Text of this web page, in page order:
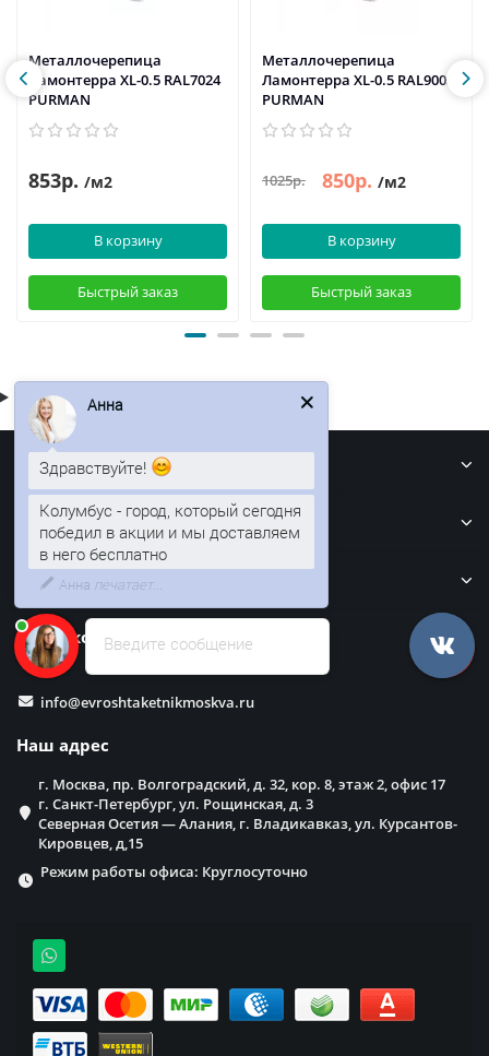
Металлочерепица
Ламонтерра XL-0.5 RAL7024
PURMAN
853р. /м2
В корзину
Быстрый заказ
Металлочерепица
Ламонтерра XL-0.5 RAL9005
PURMAN
1025р. 850р. /м2
В корзину
Быстрый заказ
Информация
Кровля
Забор
Наши контакты
info@evroshtaketnikmoskva.ru
Наш адрес
г. Москва, пр. Волгоградский, д. 32, кор. 8, этаж 2, офис 17
г. Санкт-Петербург, ул. Рощинская, д. 3
Северная Осетия — Алания, г. Владикавказ, ул. Курсантов-
Кировцев, д,15
Режим работы офиса: Круглосуточно
Введите сообщение
Здравствуйте!
Колумбус - город, который сегодня
победил в акции и мы доставляем
в него бесплатно